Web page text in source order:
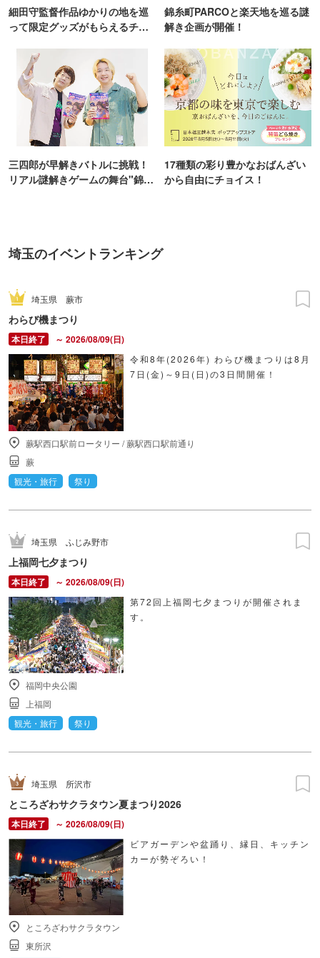
細田守監督作品ゆかりの地を巡
って限定グッズがもらえるチャ
錦糸町PARCOと楽天地を巡る謎
解き企画が開催！
三四郎が早解きバトルに挑戦！
リアル謎解きゲームの舞台"錦糸
17種類の彩り豊かなおばんざい
から自由にチョイス！
埼玉のイベントランキング
埼玉県 蕨市
わらび機まつり
～ 2026/08/09(日)
令和8年(2026年) わらび機まつりは8月
7日(金)～9日(日)の3日間開催！
蕨駅西口駅前ロータリー /蕨駅西口駅前通り
蕨
観光・旅行
祭り
埼玉県 ふじみ野市
上福岡七夕まつり
～ 2026/08/09(日)
第72回上福岡七夕まつりが開催されま
す。
福岡中央公園
上福岡
観光・旅行
祭り
埼玉県 所沢市
ところざわサクラタウン夏まつり2026
～ 2026/08/09(日)
ビアガーデンや盆踊り、縁日、キッチン
カーが勢ぞろい！
ところざわサクラタウン
東所沢